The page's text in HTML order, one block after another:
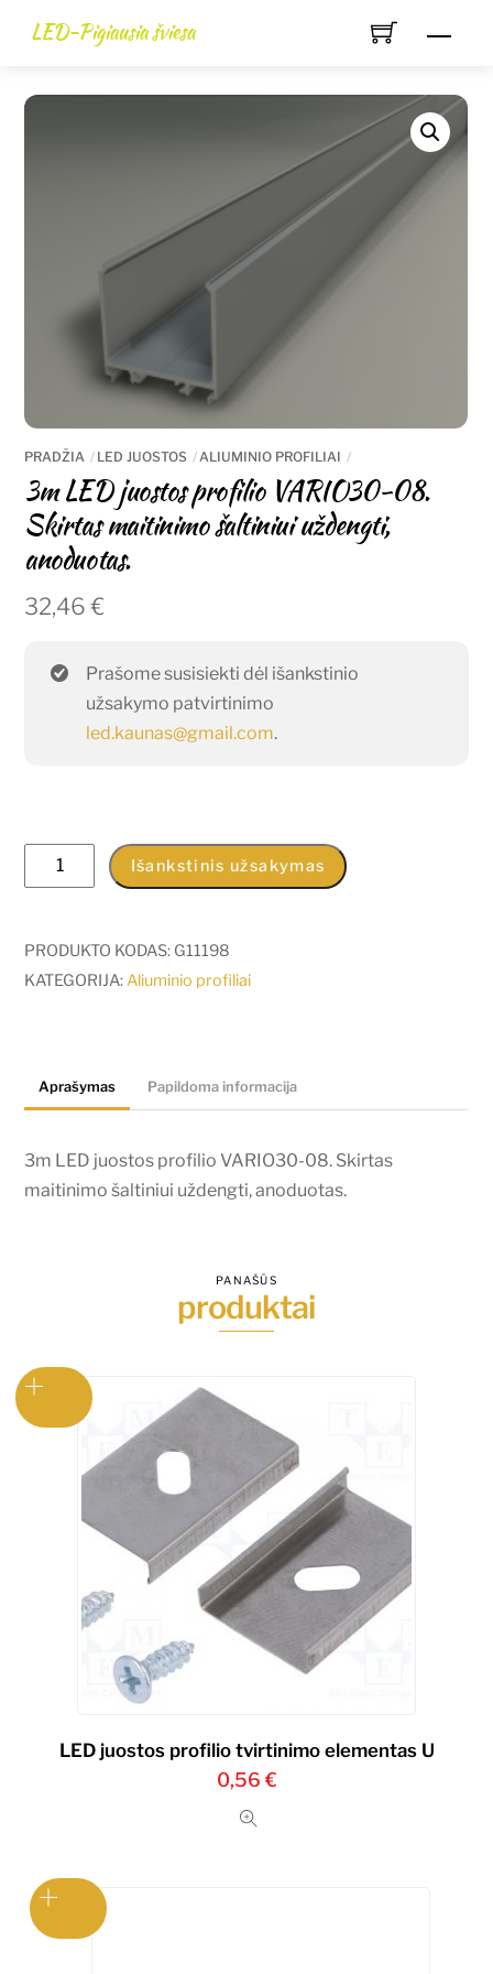
LED-Pigiausia šviesa
PRADŽIA LED JUOSTOS ALIUMINIO PROFILIAI
3m LED juostos profilio VARIO30-08.
Skirtas maitinimo šaltiniui uždengti,
anoduotas.
32,46€
Prašome susisiekti dėl išankstinio
užsakymo patvirtinimo
led.kaunas@gmail.com.
produkto
kiekis:
LED
juostos
Skirtas
šaltiniui
uždengti,
Išankstinis užsakymas
PRODUKTO KODAS: G11198
KATEGORIJA:Aliuminio profiliai
Aprašymas Papildoma informacija
3m LED juostos profilio VARIO30-08. Skirtas
maitinimo šaltiniui uždengti, anoduotas.
PANAŠŪS
produktai
LED juostos profilio tvirtinimo elementas U
0,56 €